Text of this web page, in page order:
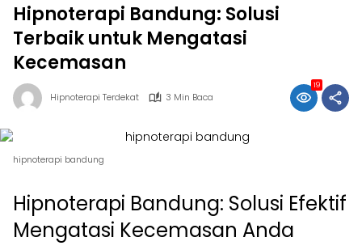
Hipnoterapi Bandung: Solusi
Terbaik untuk Mengatasi
Kecemasan
Hipnoterapi Terdekat 3 Min Baca
19
hipnoterapi bandung
Hipnoterapi Bandung: Solusi Efektif
Mengatasi Kecemasan Anda